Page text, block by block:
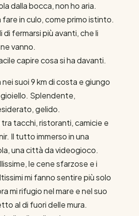
dalla bocca, non ho aria.
fare in culo, come primo istinto.
di fermarsi più avanti, che li
vanno.
capire cosa si ha davanti.
suoi 9 km di costa e giungo
Splendente,
gelido.
tra tacchi, ristoranti, camicie e
Il tutto immerso in una
una città da videogioco.
le cene sfarzose e i
mi fanno sentire più solo
mi rifugio nel mare e nel suo
al di fuori delle mura.